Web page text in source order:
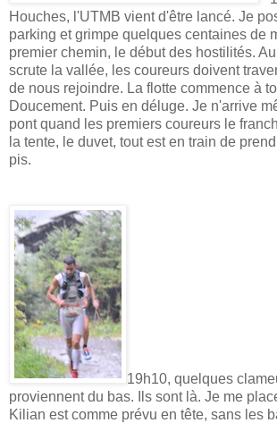
Houches, l'UTMB vient d'être lancé. Je
parking et grimpe quelques centaines de
premier chemin, le début des hostilités.
scrute la vallée, les coureurs doivent
de nous rejoindre. La flotte commence à
Doucement. Puis en déluge. Je n'arrive
pont quand les premiers coureurs le
la tente, le duvet, tout est en train de
pis.
19h10, quelques
proviennent du bas. Ils sont là. Je me
Kilian est comme prévu en tête, sans les